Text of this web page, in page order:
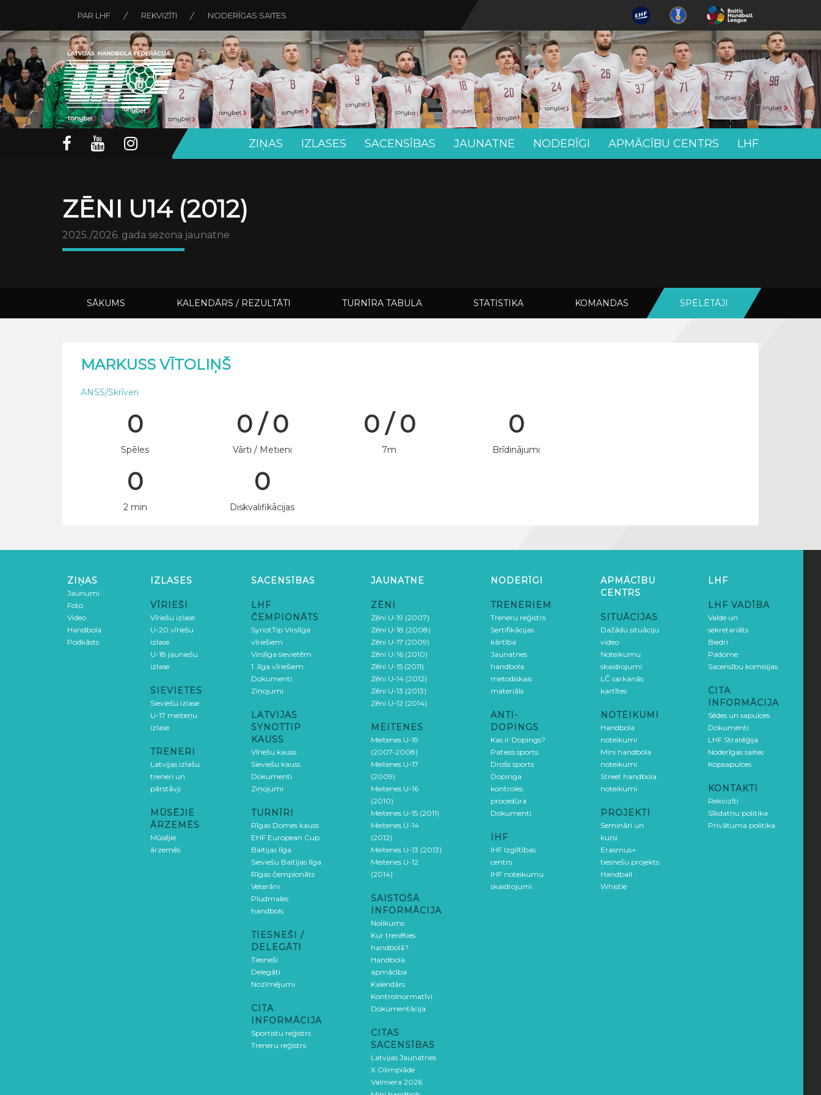
PAR LHF REKVIZĪTI NODERĪGAS SAITES
ZIŅAS IZLASES SACENSĪBAS JAUNATNE NODERĪGI APMĀCĪBU CENTRS LHF
ZĒNI U14 (2012)
2025./2026. gada sezona jaunatne
SĀKUMS KALENDĀRS / REZULTĀTI TURNĪRA TABULA STATISTIKA KOMANDAS SPĒLĒTĀJI
MARKUSS VĪTOLIŅŠ
ANSS/Skrīveri
0
Spēles
0 / 0
Vārti / Metieni
0 / 0
7m
0
Brīdinājumi
0
2 min
0
Diskvalifikācijas
ZIŅAS
Jaunumi
Foto
Video
Handbola
Podkāsts
IZLASES
VĪRIEŠI
Vīriešu izlase
U-20 vīriešu
izlase
U-18 jauniešu
izlase
SIEVIETES
Sieviešu izlase
U-17 meiteņu
izlase
TRENERI
Latvijas izlašu
treneri un
pārstāvji
MŪSĒJIE
ĀRZEMĒS
Mūsējie
ārzemēs
SACENSĪBAS
LHF
ČEMPIONĀTS
SynotTip Virslīga
vīriešiem
Virslīga sievietēm
1. līga vīriešiem
Dokumenti
Ziņojumi
LATVIJAS
SYNOTTIP
KAUSS
Vīriešu kauss
Sieviešu kauss
Dokumenti
Ziņojumi
TURNĪRI
Rīgas Domes kauss
EHF European Cup
Baltijas līga
Sieviešu Baltijas līga
Rīgas čempionāts
Veterāni
Pludmales
handbols
TIESNEŠI /
DELEGĀTI
Tiesneši
Delegāti
Nozīmējumi
CITA
INFORMĀCIJA
Sportistu reģistrs
Treneru reģistrs
JAUNATNE
ZĒNI
Zēni U-19 (2007)
Zēni U-18 (2008)
Zēni U-17 (2009)
Zēni U-16 (2010)
Zēni U-15 (2011)
Zēni U-14 (2012)
Zēni U-13 (2013)
Zēni U-12 (2014)
MEITENES
Meitenes U-19
(2007-2008)
Meitenes U-17
(2009)
Meitenes U-16
(2010)
Meitenes U-15 (2011)
Meitenes U-14
(2012)
Meitenes U-13 (2013)
Meitenes U-12
(2014)
SAISTOŠĀ
INFORMĀCIJA
Nolikums
Kur trenēties
handbolā?
Handbola
apmācība
Kalendārs
Kontrolnormatīvi
Dokumentācija
CITAS
SACENSĪBAS
Latvijas Jaunatnes
X Olimpiāde
Valmiera 2026
NODERĪGI
TRENERIEM
Treneru reģistrs
Sertifikācijas
kārtība
Jaunatnes
handbola
metodiskais
materiāls
ANTI-
DOPINGS
Kas ir Dopings?
Patiess sports
Drošs sports
Dopinga
kontroles
procedūra
Dokumenti
IHF
IHF Izglītības
centrs
IHF noteikumu
skaidrojumi
APMĀCĪBU
CENTRS
SITUĀCIJAS
Dažādu situāciju
video
Noteikumu
skaidrojumi
LČ sarkanās
kartītes
NOTEIKUMI
Handbola
noteikumi
Mini handbola
noteikumi
Street handbola
noteikumi
PROJEKTI
Semināri un
kursi
Erasmus+
tiesnešu projekts
Handball
Whistle
LHF
LHF VADĪBA
Valde un
sekretariāts
Biedri
Padome
Sacensību komisijas
CITA
INFORMĀCIJA
Sēdes un sapulces
Dokumenti
LHF Stratēģija
Noderīgas saites
Kopsapulces
KONTAKTI
Rekvizīti
Sīkdatņu politika
Privātuma politika